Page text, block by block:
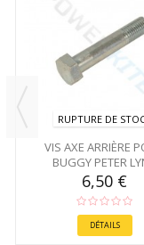
RUPTURE DE
VIS AXE ARRIÈRE
BUGGY PETER
6,50 €
DÉTAILS